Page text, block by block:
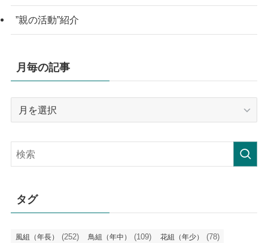
”親の活動”紹介
月毎の記事
記
タグ
風組（年長） (252) 鳥組（年中） (109) 花組（年少） (78)